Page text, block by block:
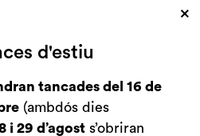
d'estiu
tancades del 16 de
(ambdós dies
i 29 d’agost s’obriran
×